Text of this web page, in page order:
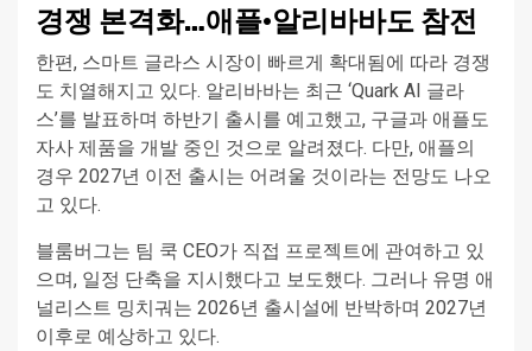
경쟁 본격화…애플·알리바바도 참전
한편, 스마트 글라스 시장이 빠르게 확대됨에 따라 경쟁
도 치열해지고 있다. 알리바바는 최근 ‘Quark AI 글라
스’를 발표하며 하반기 출시를 예고했고, 구글과 애플도
자사 제품을 개발 중인 것으로 알려졌다. 다만, 애플의
경우 2027년 이전 출시는 어려울 것이라는 전망도 나오
고 있다.
블룸버그는 팀 쿡 CEO가 직접 프로젝트에 관여하고 있
으며, 일정 단축을 지시했다고 보도했다. 그러나 유명 애
널리스트 밍치궈는 2026년 출시설에 반박하며 2027년
이후로 예상하고 있다.